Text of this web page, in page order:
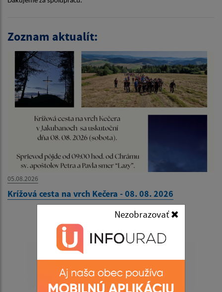
Nezobrazovať
Zoznam aktualít:
05.08.2026
Krížová cesta na vrch Kečera - 08. 08. 2026